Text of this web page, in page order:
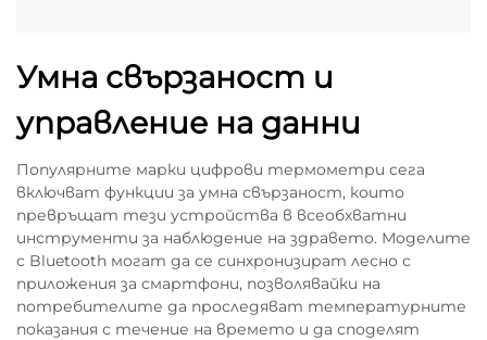
Умна свързаност и
управление на данни
Популярните марки цифрови термометри сега
включват функции за умна свързаност, които
превръщат тези устройства в всеобхватни
инструменти за наблюдение на здравето. Моделите
с Bluetooth могат да се синхронизират лесно с
приложения за смартфони, позволявайки на
потребителите да проследяват температурните
показания с течение на времето и да споделят